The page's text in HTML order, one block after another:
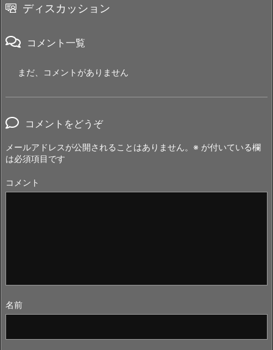
ディスカッション
コメント一覧
まだ、コメントがありません
コメントをどうぞ
メールアドレスが公開されることはありません。 ※ が付いている欄
は必須項目です
コメント
名前